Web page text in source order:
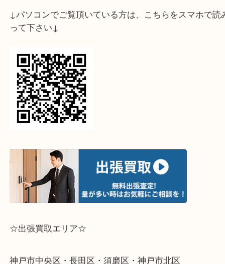
中には数千円の物から数十万のお品もございますの
へお持ちくださいませ♪
ブランド品からおもちゃまで！幅広く高価買取！
神戸店です！！
↓スマホでご覧頂いている方はこちらをタップ↓